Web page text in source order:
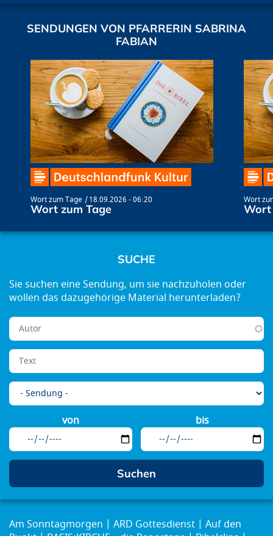
SENDUNGEN VON PFARRERIN SABRINA
FABIAN
Wort zum Tage 18.09.2026 - 06:20
Wort zum Tage
Wort
Wort
SUCHE
von bis
Am Sonntagmorgen ARD Gottesdienst
Auf den